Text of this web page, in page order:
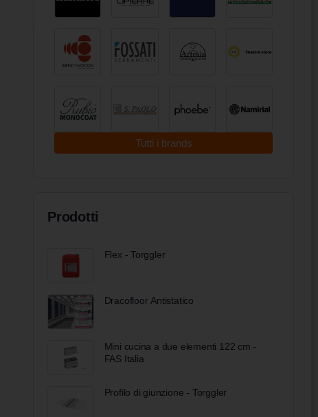
Tutti i brands
Prodotti
Flex - Torggler
Dracofloor Antistatico
Mini cucina a due elementi 122 cm -
FAS Italia
Profilo di giunzione - Torggler